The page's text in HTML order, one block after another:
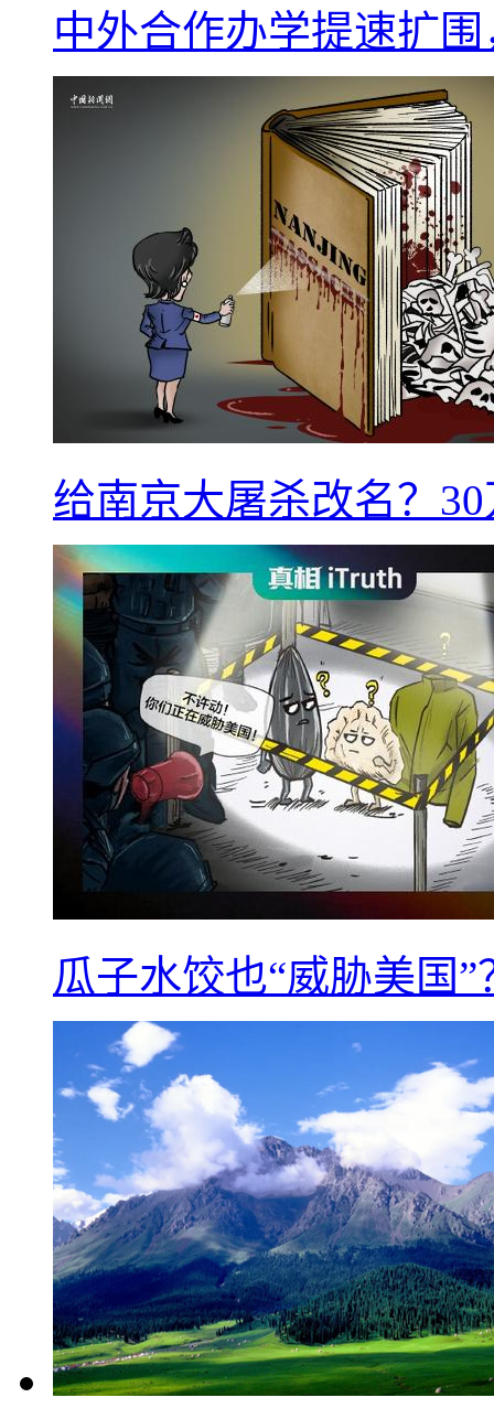
中外合作办学提速扩
给南京大屠杀改名？
瓜子水饺也“威胁美国”